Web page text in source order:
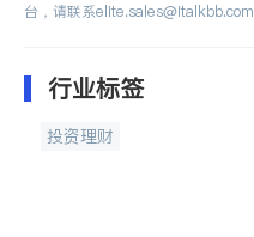
台，请联系elite.sales@italkbb.com
行业标签
投资理财